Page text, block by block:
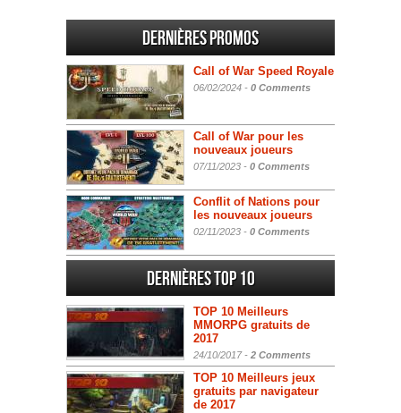
Dernières promos
Call of War Speed Royale
06/02/2024 - 0 Comments
Call of War pour les
nouveaux joueurs
07/11/2023 - 0 Comments
Conflit of Nations pour
les nouveaux joueurs
02/11/2023 - 0 Comments
Dernières Top 10
TOP 10 Meilleurs
MMORPG gratuits de
2017
24/10/2017 - 2 Comments
TOP 10 Meilleurs jeux
gratuits par navigateur
de 2017